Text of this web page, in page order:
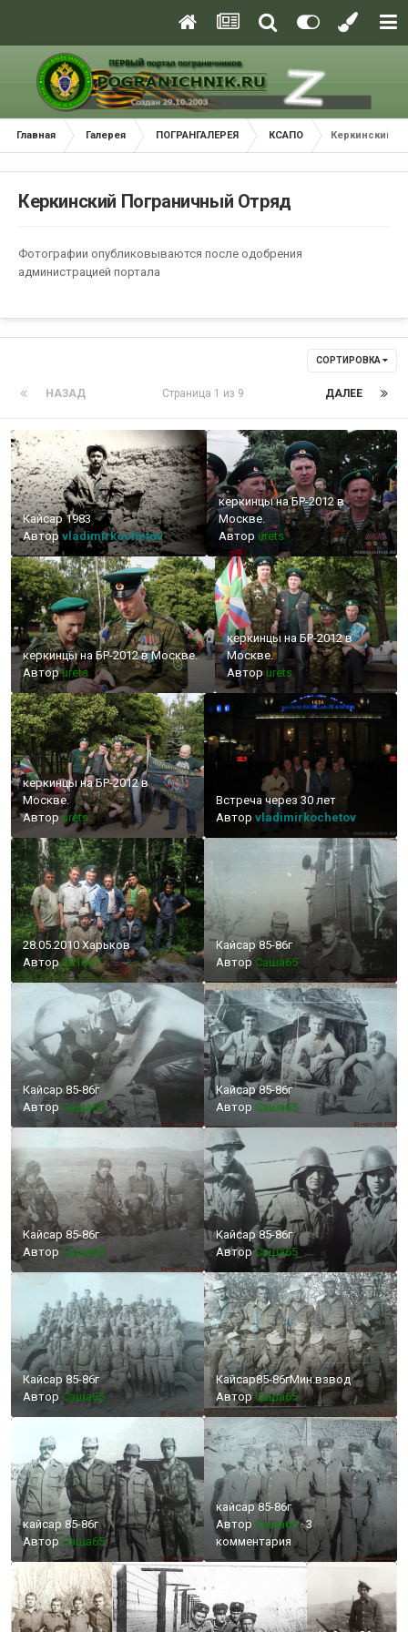
Главная Галерея ПОГРАНГАЛЕРЕЯ КСАПО Керкинский
Керкинский Пограничный Отряд
Фотографии опубликовываются после одобрения
администрацией портала
СОРТИРОВКА
НАЗАД ДАЛЕЕ
Страница 1 из 9
Кайсар 1983
Автор vladimirkochetov
керкинцы на БР-2012 в
Москве.
Автор urets
керкинцы на БР-2012 в Москве.
Авторurets
керкинцы на БР-2012 в
Москве.
Автор urets
керкинцы на БР-2012 в
Москве.
Авторurets
Встреча через 30 лет
Автор vladimirkochetov
28.05.2010 Харьков
Автор281067
Кайсар 85-86г
Автор Cаша65
Кайсар 85-86г
Автор Cаша65
Кайсар 85-86г
Автор Cаша65
Кайсар 85-86г
Автор Cаша65
Кайсар 85-86г
АвторCаша65
Кайсар 85-86г
Автор Cаша65
Кайсар85-86гМин.взвод
АвторCаша65
кайсар 85-86г
АвторCаша65
кайсар 85-86г
Автор Cаша65·3
комментария